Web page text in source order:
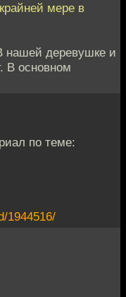
мере в
нашей деревушке и
В основном
по теме:
1944516/